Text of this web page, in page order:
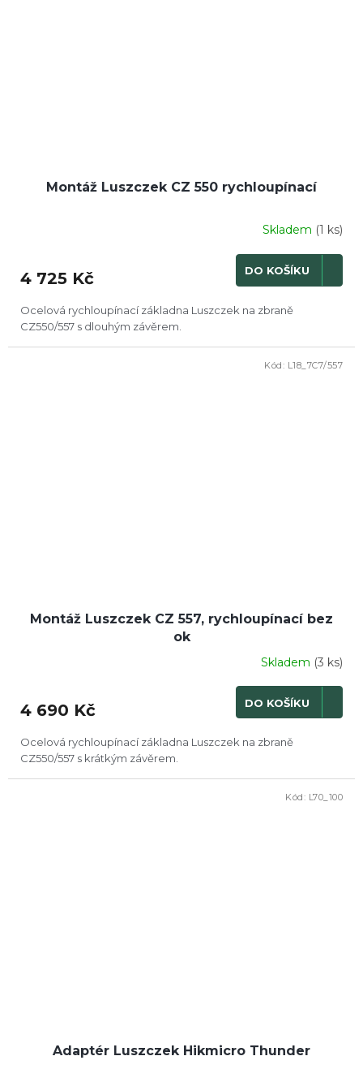
Montáž Luszczek CZ 550 rychloupínací
Skladem (1 ks)
4 725 Kč DO KOŠÍKU
Ocelová rychloupínací základna Luszczek na zbraně
CZ550/557 s dlouhým závěrem.
Montáž Luszczek CZ 557, rychloupínací bez
ok
Skladem (3 ks)
4 690 Kč DO KOŠÍKU
Ocelová rychloupínací základna Luszczek na zbraně
CZ550/557 s krátkým závěrem.
Kód: L18_7C7/557
Adaptér Luszczek Hikmicro Thunder
Kód: L70_100